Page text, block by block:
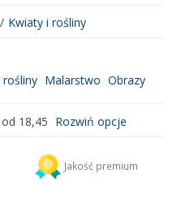
/ Kwiaty i rośliny
rośliny Malarstwo Obrazy
od 18,45 Rozwiń opcje
za wysyłkę tylko raz!
Jakość premium